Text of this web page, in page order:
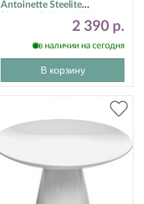
Antoinette Steelite
2 390 р.
в наличии на сегодня
В корзину